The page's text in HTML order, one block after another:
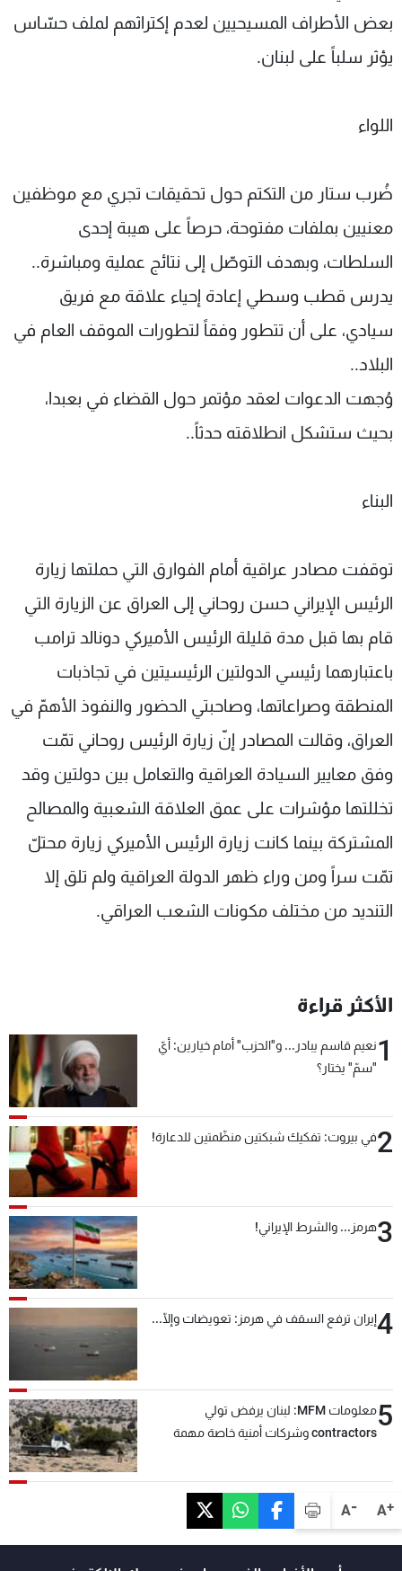
A+
A-
بعض الأطراف المسيحيين لعدم إكتراثهم لملف حسّاس
يؤثر سلباً على لبنان.
اللواء
ضُرب ستار من التكتم حول تحقيقات تجري مع موظفين
معنيين بملفات مفتوحة، حرصاً على هيبة إحدى
السلطات، وبهدف التوصّل إلى نتائج عملية ومباشرة..
يدرس قطب وسطي إعادة إحياء علاقة مع فريق
سيادي، على أن تتطور وفقاً لتطورات الموقف العام في
البلاد..
وُجهت الدعوات لعقد مؤتمر حول القضاء في بعبدا،
بحيث ستشكل انطلاقته حدثاً..
البناء
توقفت مصادر عراقية أمام الفوارق التي حملتها زيارة
الرئيس الإيراني حسن روحاني إلى العراق عن الزيارة التي
قام بها قبل مدة قليلة الرئيس الأميركي دونالد ترامب
باعتبارهما رئيسي الدولتين الرئيسيتين في تجاذبات
المنطقة وصراعاتها، وصاحبتي الحضور والنفوذ الأهمّ في
العراق، وقالت المصادر إنّ زيارة الرئيس روحاني تمّت
وفق معايير السيادة العراقية والتعامل بين دولتين وقد
تخللتها مؤشرات على عمق العلاقة الشعبية والمصالح
المشتركة بينما كانت زيارة الرئيس الأميركي زيارة محتلّ
تمّت سراً ومن وراء ظهر الدولة العراقية ولم تلق إلا
التنديد من مختلف مكونات الشعب العراقي.
الأكثر قراءة
1نعيم قاسم يبادر... و"الحزب" أمام خيارين: أيّ
"سمّ" يختار؟
2في بيروت: تفكيك شبكتين منظّمتين للدعارة!
3هرمز... والشرط الإيراني!
4إيران ترفع السقف في هرمز: تعويضات وإلّا...
5
معلومات MFM: لبنان يرفض تولي
contractors وشركات أمنية خاصة مهمة